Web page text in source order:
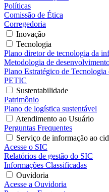
Políticas
Comissão de Ética
Corregedoria
Inovação
Tecnologia
Plano diretor de tecnologia da
Metodologia de
Plano Estratégico de
PETIC
Sustentabilidade
Patrimônio
Plano de logística sustentável
Atendimento ao Usuário
Perguntas Frequentes
Serviço de informação ao
Acesse o SIC
Relatórios de gestão do SIC
Informações Classificadas
Ouvidoria
Acesse a Ouvidoria